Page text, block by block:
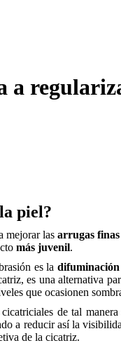
piel?
mejorar las arrugas finas
más juvenil.
es la difuminación
es una alternativa
que ocasionen
cicatriciales de tal
a reducir así la
de la cicatriz.